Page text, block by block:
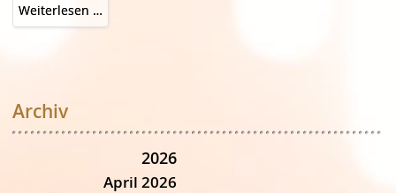
Weiterlesen …
im
Archiv
2026
April 2026